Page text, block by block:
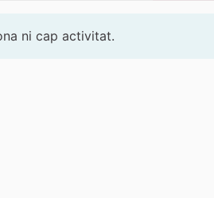
ni cap activitat.